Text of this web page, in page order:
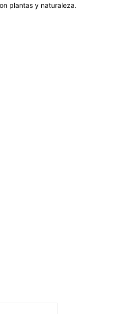
plantas y naturaleza.